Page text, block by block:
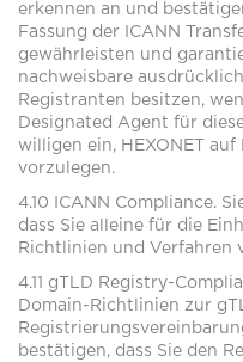
erkennen an und
Fassung der ICANN
gewährleisten und
nachweisbare
Registranten besitzen,
Designated Agent für
willigen ein, HEXONET
vorzulegen.
4.10 ICANN Compliance.
dass Sie alleine für die
Richtlinien und Verfahren
4.11 gTLD Registry-
Domain-Richtlinien zur
bestätigen, dass Sie den